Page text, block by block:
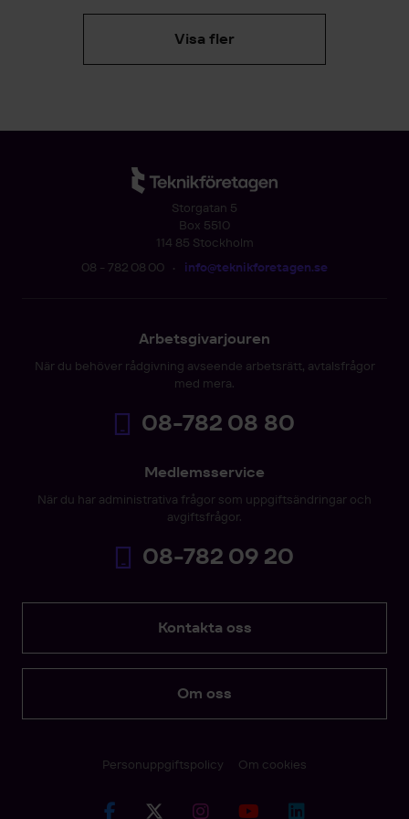
Visa fler
Storgatan 5
Box 5510
114 85 Stockholm
08 - 782 08 00 • info@teknikforetagen.se
Arbetsgivarjouren
När du behöver rådgivning avseende arbetsrätt, avtalsfrågor
med mera.
08-782 08 80
Medlemsservice
När du har administrativa frågor som uppgiftsändringar och
avgiftsfrågor.
08-782 09 20
Kontakta oss
Om oss
Personuppgiftspolicy Om cookies